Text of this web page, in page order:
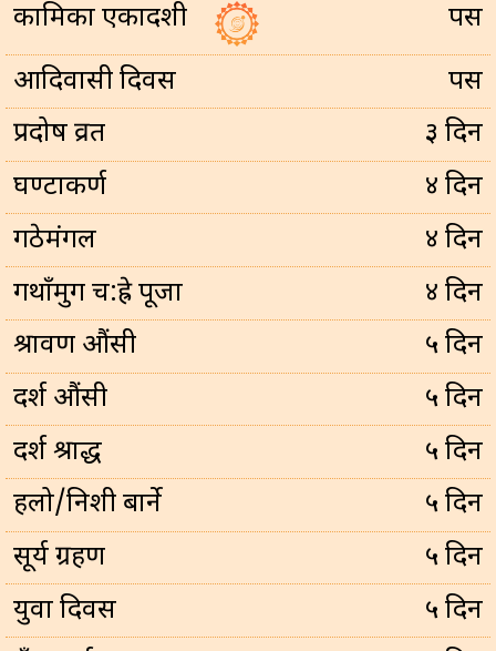
कामिका एकादशी
पर्सि
आदिवासी दिवस
पर्सि
प्रदोष व्रत
३ दिन
घण्टाकर्ण
४ दिन
गठेमंगल
४ दिन
गथाँमुग च:ह्रे पूजा
४ दिन
श्रावण औंसी
५ दिन
दर्श औंसी
५ दिन
दर्श श्राद्ध
५ दिन
हलो/निशी बार्ने
५ दिन
सूर्य ग्रहण
५ दिन
युवा दिवस
५ दिन